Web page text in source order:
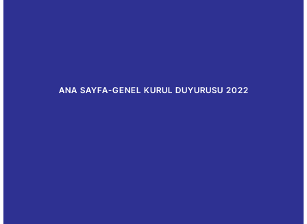
ANA SAYFA-GENEL KURUL DUYURUSU 2022